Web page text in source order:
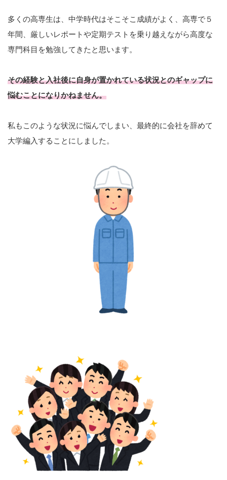
多くの高専生は、中学時代はそこそこ成績がよく、高専で５
年間、厳しいレポートや定期テストを乗り越えながら高度な
専門科目を勉強してきたと思います。
その経験と入社後に自身が置かれている状況とのギャップに
悩むことになりかねません。
私もこのような状況に悩んでしまい、最終的に会社を辞めて
大学編入することにしました。